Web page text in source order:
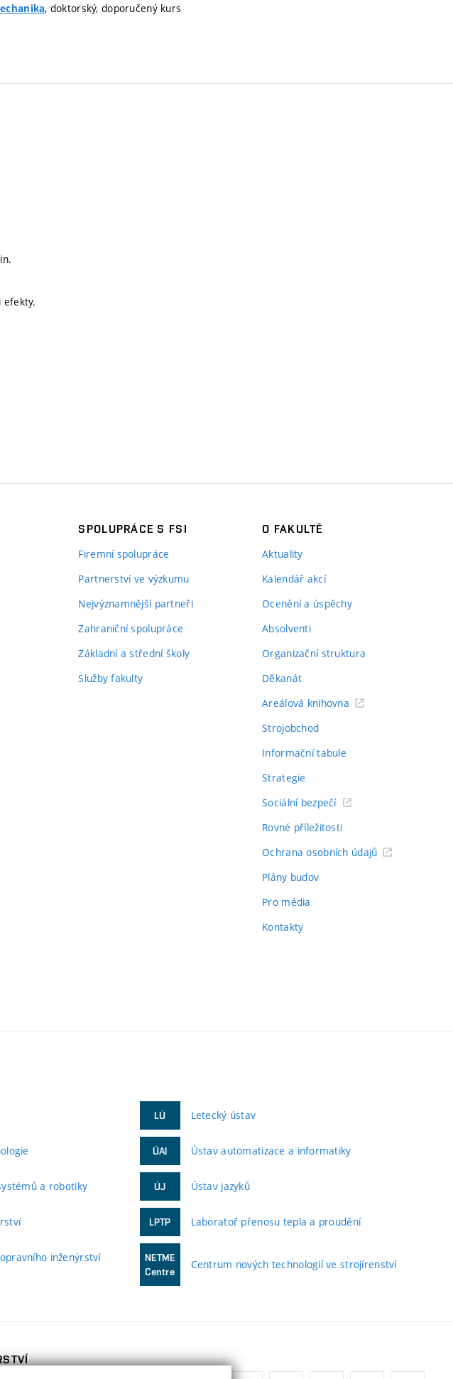
, doktorský, doporučený kurs
efekty.
SPOLUPRÁCE S FSI
Firemní spolupráce
Partnerství ve výzkumu
Nejvýznamnější partneři
Zahraniční spolupráce
Základní a střední školy
Služby fakulty
O FAKULTĚ
Aktuality
Kalendář akcí
Ocenění a úspěchy
Absolventi
Organizační struktura
Děkanát
Areálová knihovna
Strojobchod
Informační tabule
Strategie
Sociální bezpečí
Rovné příležitosti
Ochrana osobních údajů
Plány budov
Pro média
Kontakty
a robotiky
inženýrství
LÚ Letecký ústav
ÚAI Ústav automatizace a informatiky
ÚJ Ústav jazyků
LPTP Laboratoř přenosu tepla a proudění
NETME
Centre
Centrum nových technologií ve strojírenství